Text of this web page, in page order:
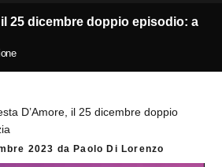
il 25 dicembre doppio episodio: a
D’Amore, il 25 dicembre doppio
2023 da Paolo Di Lorenzo